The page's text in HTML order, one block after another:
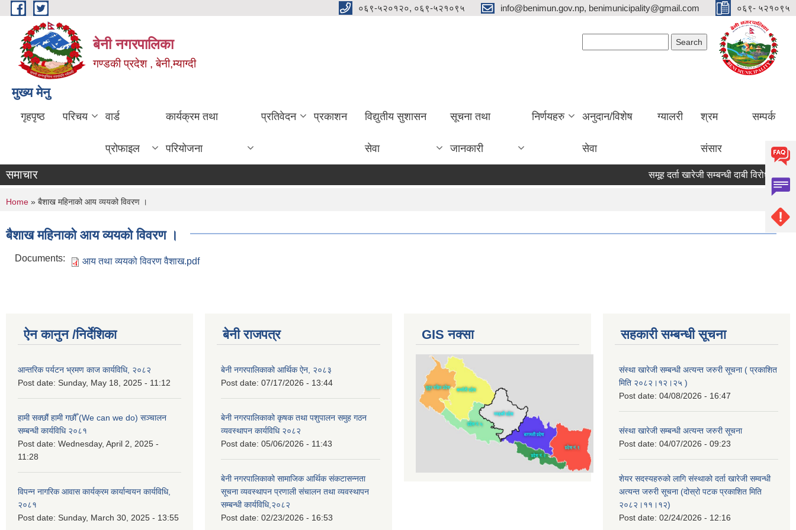
Skip to main content ०६९-५२०१२०, ०६९-५२१०९५ info@benimun.gov.np, benimunicipality@gmail.com ०६९- ५२१०९५
बेनी नगरपालिका
गण्डकी प्रदेश , बेनी,म्याग्दी
मुख्य मेनु
गृहपृष्ठ परिचय वार्ड
प्रोफाइल
कार्यक्रम तथा
परियोजना
प्रतिवेदन प्रकाशन विद्युतीय सुशासन
सेवा
सूचना तथा
जानकारी
निर्णयहरु अनुदान/विशेष
सेवा
ग्यालरी श्रम
संसार
सम्पर्क
समाचार समूह दर्ता खारेजी सम्बन्धी दाबी विरोध पेश
You are here
Home » बैशाख महिनाको आय व्ययको विवरण ।
बैशाख महिनाको आय व्ययको विवरण ।
Documents: आय तथा व्ययको विवरण वैशाख.pdf
ऐन कानुन /निर्देशिका
आन्तरिक पर्यटन भ्रमण काज कार्यविधि, २०८२
Post date: Sunday, May 18, 2025 - 11:12
हामी सक्छौं हामी गछौँ (We can we do) सञ्चालन
सम्बन्धी कार्यविधि २०८१
Post date: Wednesday, April 2, 2025 -
11:28
विपन्न नागरिक आवास कार्यक्रम कार्यान्वयन कार्यविधि,
२०८१
Post date: Sunday, March 30, 2025 - 13:55
बेनी राजपत्र
बेनी नगरपालिकाको आर्थिक ऐन, २०८३
Post date: 07/17/2026 - 13:44
बेनी नगरपालिकाको कृषक तथा पशुपालन समुह गठन
व्यवस्थापन कार्यविधि २०८२
Post date: 05/06/2026 - 11:43
बेनी नगरपालिकाको सामाजिक आर्थिक संकटासन्नता
सूचना व्यवस्थापन प्रणाली संचालन तथा व्यवस्थापन
सम्बन्धी कार्यविधि,२०८२
Post date: 02/23/2026 - 16:53
GIS नक्सा सहकारी सम्बन्धी सूचना
संस्था खारेजी सम्बन्धी अत्यन्त जरुरी सूचना ( प्रकाशित
मिति २०८२।१२।२५ )
Post date: 04/08/2026 - 16:47
संस्था खारेजी सम्बन्धी अत्यन्त जरुरी सूचना
Post date: 04/07/2026 - 09:23
शेयर सदस्यहरुको लागि संस्थाको दर्ता खारेजी सम्वन्धी
अत्यन्त जरुरी सूचना (दोस्रो पटक प्रकाशित मिति
२०८२।११।१२)
Post date: 02/24/2026 - 12:16